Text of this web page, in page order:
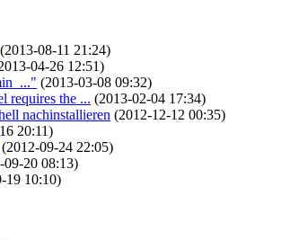
(2013-08-11 21:24)
04-26 12:51)
(2013-03-08 09:32)
requires the ... (2013-02-04 17:34)
nachinstallieren (2012-12-12 00:35)
20:11)
(2012-09-24 22:05)
09-20 08:13)
19 10:10)